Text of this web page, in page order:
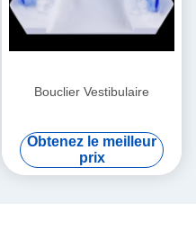
Bouclier Vestibulaire
Obtenez le meilleur
prix